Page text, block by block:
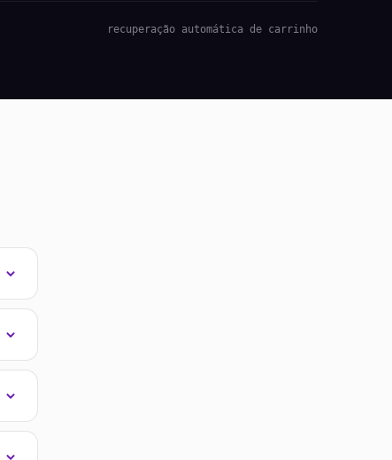
recuperação automática de carrinho